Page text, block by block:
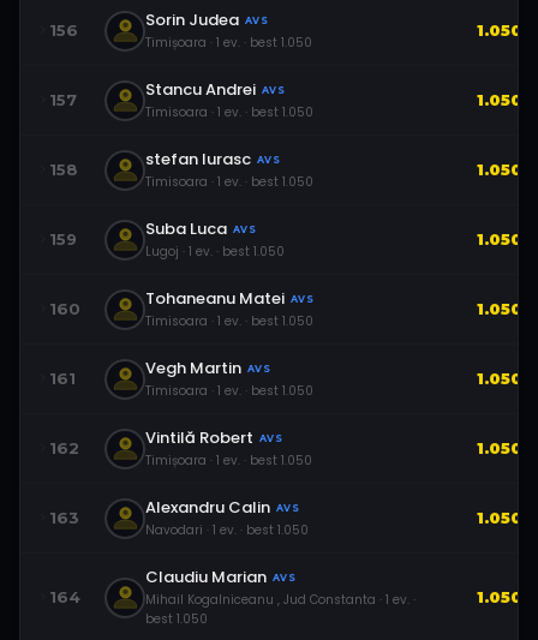
156 Sorin Judea AVS
Timișoara · 1 ev. · best 1.050
1.050
157 Stancu Andrei AVS
Timisoara · 1 ev. · best 1.050
1.050
158 stefan Iurasc AVS
Timisoara · 1 ev. · best 1.050
1.050
159 Suba Luca AVS
Lugoj · 1 ev. · best 1.050
1.050
160 Tohaneanu Matei AVS
Timisoara · 1 ev. · best 1.050
1.050
161 Vegh Martin AVS
Timisoara · 1 ev. · best 1.050
1.050
162 Vintilă Robert AVS
Timișoara · 1 ev. · best 1.050
1.050
163 Alexandru Calin AVS
Navodari · 1 ev. · best 1.050
1.050
164
Claudiu Marian AVS
Mihail Kogalniceanu , Jud Constanta · 1 ev. ·
best 1.050
1.050